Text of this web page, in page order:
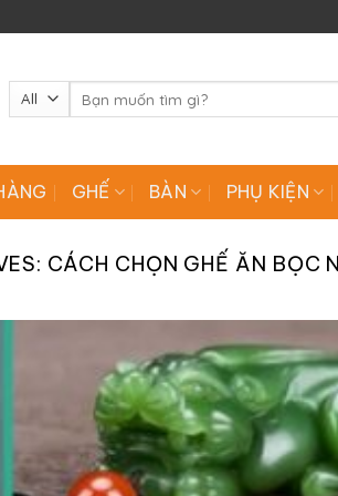
kiếm:
GHẾ BÀN PHỤ KIỆN
CÁCH CHỌN GHẾ ĂN BỌC